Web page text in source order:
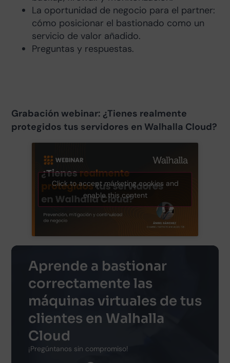
La oportunidad de negocio para el partner:
cómo posicionar el bastionado como un
servicio de valor añadido.
Preguntas y respuestas.
Grabación webinar: ¿Tienes realmente
protegidos tus servidores en Walhalla Cloud?
Click to accept márketing cookies and
enable this content
Aprende a bastionar
correctamente las
máquinas virtuales de tus
clientes en Walhalla
Cloud
¡Pregúntanos sin compromiso!